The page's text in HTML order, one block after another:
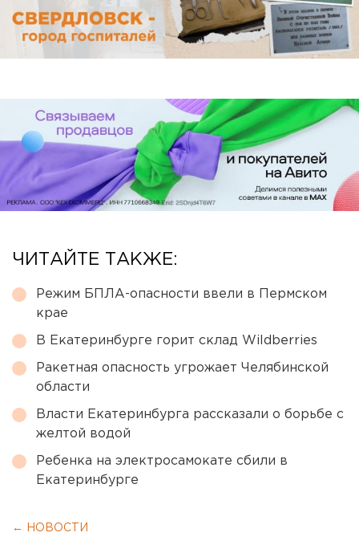
ЧИТАЙТЕ ТАКЖЕ:
Режим БПЛА-опасности ввели в Пермском
крае
В Екатеринбурге горит склад Wildberries
Ракетная опасность угрожает Челябинской
области
Власти Екатеринбурга рассказали о борьбе с
желтой водой
Ребенка на электросамокате сбили в
Екатеринбурге
← НОВОСТИ